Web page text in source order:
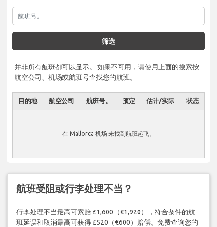
筛选
并非所有航班都可以显示。 如果不可用，请使用上面的搜索按
航空公司、机场或航班号查找您的航班。
目的地 航空公司 航班号。 预定 估计/实际 状态
在 Mallorca 机场 未找到航班起飞。
航班受阻或行李处理不当？
行李处理不当最高可索赔 £1,600（€1,920），符合条件的航
班延误和取消最高可获得 £520（€600）赔偿。免费查询您的